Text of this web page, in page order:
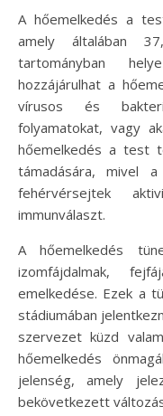
A hőemelkedés a
amely általában
tartományban
hozzájárulhat a
vírusos és
folyamatokat, vagy
hőemelkedés a test
támadására, mivel
fehérvérsejtek
immunválaszt.
A hőemelkedés
izomfájdalmak,
emelkedése. Ezek a
stádiumában
szervezet küzd
hőemelkedés
jelenség, amely
bekövetkezett